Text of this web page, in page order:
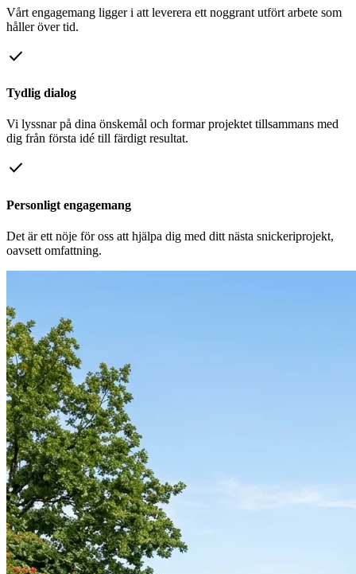
Vårt engagemang ligger i att leverera ett noggrant utfört arbete som
håller över tid.
check
Tydlig dialog
Vi lyssnar på dina önskemål och formar projektet tillsammans med
dig från första idé till färdigt resultat.
check
Personligt engagemang
Det är ett nöje för oss att hjälpa dig med ditt nästa snickeriprojekt,
oavsett omfattning.